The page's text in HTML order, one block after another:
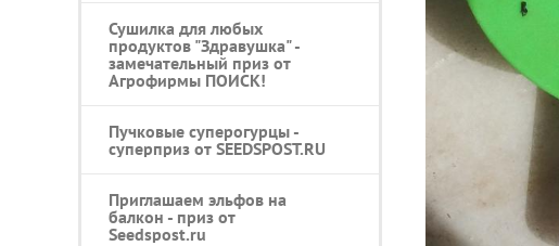
Сушилка для любых
продуктов "Здравушка" -
замечательный приз от
Агрофирмы ПОИСК!
Пучковые суперогурцы -
суперприз от SEEDSPOST.RU
Приглашаем эльфов на
балкон - приз от
Seedspost.ru